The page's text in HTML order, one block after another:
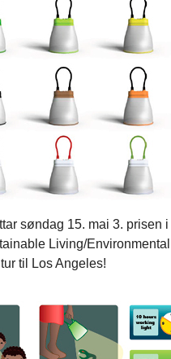
søndag 15. mai 3. prisen i
Living/Environmental
til Los Angeles!